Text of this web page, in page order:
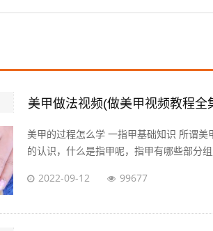
美甲做法视频(做美甲视频教程全
美甲的过程怎么学 一指甲基础知识 所谓
的认识，什么是指甲呢，指甲有哪些部分组
2022-09-12 99677